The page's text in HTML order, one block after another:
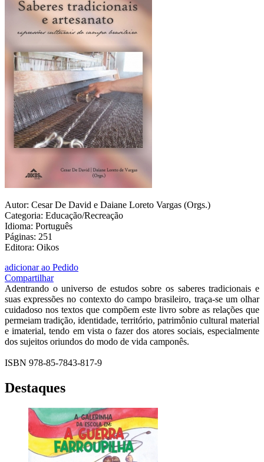
Autor: Cesar De David e Daiane Loreto Vargas (Orgs.)
Categoria: Educação/Recreação
Idioma: Português
Páginas: 251
Editora: Oikos
adicionar ao Pedido
Compartilhar
Adentrando o universo de estudos sobre os saberes tradicionais e
suas expressões no contexto do campo brasileiro, traça-se um olhar
cuidadoso nos textos que compõem este livro sobre as relações que
permeiam tradição, identidade, território, patrimônio cultural material
e imaterial, tendo em vista o fazer dos atores sociais, especialmente
dos sujeitos oriundos do modo de vida camponês.
ISBN 978-85-7843-817-9
Destaques